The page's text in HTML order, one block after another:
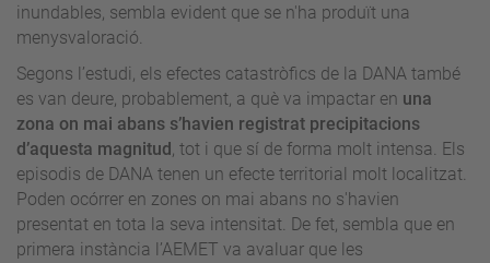
inundables, sembla evident que se n'ha produït una
menysvaloració.
Segons l’estudi, els efectes catastròfics de la DANA també
es van deure, probablement, a què va impactar en una
zona on mai abans s’havien registrat precipitacions
d’aquesta magnitud , tot i que sí de forma molt intensa. Els
episodis de DANA tenen un efecte territorial molt localitzat.
Poden ocórrer en zones on mai abans no s'havien
presentat en tota la seva intensitat. De fet, sembla que en
primera instància l’AEMET va avaluar que les